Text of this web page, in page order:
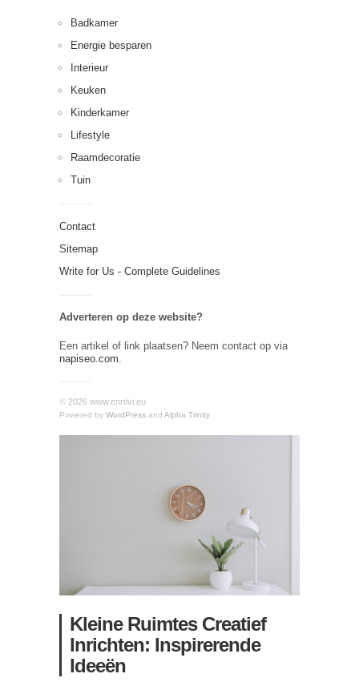
Badkamer
Energie besparen
Interieur
Keuken
Kinderkamer
Lifestyle
Raamdecoratie
Tuin
Contact
Sitemap
Write for Us - Complete Guidelines
Adverteren op deze website?
Een artikel of link plaatsen? Neem contact op via
napiseo.com.
© 2026 www.enrtivi.eu
Powered by WordPress and Alpha Trinity
Kleine Ruimtes Creatief
Inrichten: Inspirerende
Ideeën